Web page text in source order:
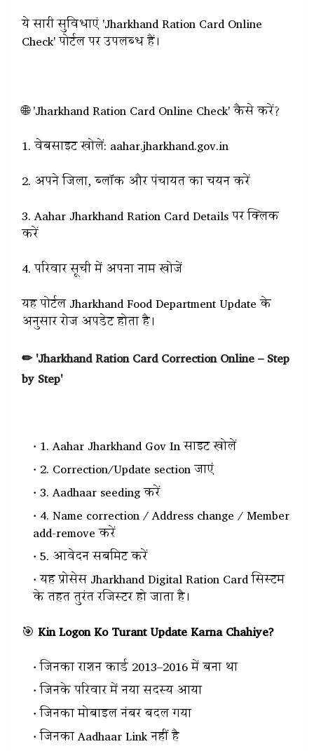
ये सारी सुविधाएं 'Jharkhand Ration Card Online
Check' पोर्टल पर उपलब्ध हैं।
🌐 'Jharkhand Ration Card Online Check' कैसे करें?
1. वेबसाइट खोलें: aahar.jharkhand.gov.in
2. अपने जिला, ब्लॉक और पंचायत का चयन करें
3. Aahar Jharkhand Ration Card Details पर क्लिक
करें
4. परिवार सूची में अपना नाम खोजें
यह पोर्टल Jharkhand Food Department Update के
अनुसार रोज अपडेट होता है।
✏ 'Jharkhand Ration Card Correction Online – Step
by Step'
1. Aahar Jharkhand Gov In साइट खोलें
2. Correction/Update section जाएं
3. Aadhaar seeding करें
4. Name correction / Address change / Member
add-remove करें
5. आवेदन सबमिट करें
यह प्रोसेस Jharkhand Digital Ration Card सिस्टम
के तहत तुरंत रजिस्टर हो जाता है।
🎯 Kin Logon Ko Turant Update Karna Chahiye?
जिनका राशन कार्ड 2013–2016 में बना था
जिनके परिवार में नया सदस्य आया
जिनका मोबाइल नंबर बदल गया
जिनका Aadhaar Link नहीं है